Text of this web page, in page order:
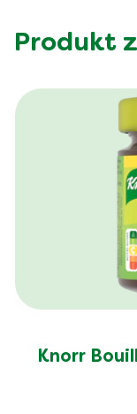
Produkt
Knorr